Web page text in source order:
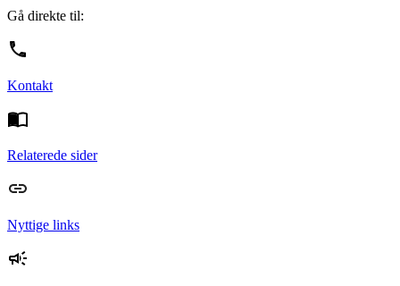
Gå direkte til:
Kontakt
Relaterede sider
Nyttige links